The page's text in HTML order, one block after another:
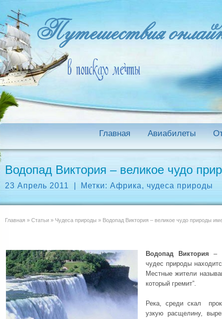
Главная Авиабилеты
Водопад Виктория – великое чудо
23 Апрель 2011 Метки:Африка, чудеса природы
Главная » Статьи » Чудеса природы » Водопад Виктория – великое чудо природы
Водопад Виктория –
чудес природы
Местные жители
который гремит”.
Река, среди скал
узкую расщелину,